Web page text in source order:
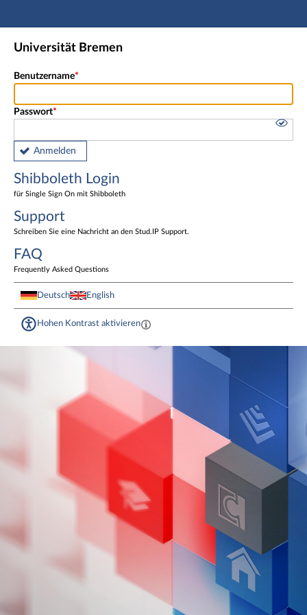
Hauptnavigation
Shibboleth Login
Universität Bremen
Benutzername
Passwort
Anmelden
Shibboleth Login
für Single Sign On mit Shibboleth
Support
Schreiben Sie eine Nachricht an den Stud.IP Support.
FAQ
Frequently Asked Questions
Deutsch English
Hohen Kontrast aktivieren